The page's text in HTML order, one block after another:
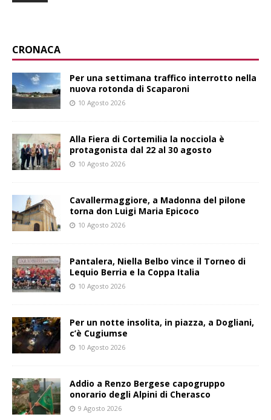
CRONACA
Per una settimana traffico interrotto nella
nuova rotonda di Scaparoni
10 Agosto 2026
Alla Fiera di Cortemilia la nocciola è
protagonista dal 22 al 30 agosto
10 Agosto 2026
Cavallermaggiore, a Madonna del pilone
torna don Luigi Maria Epicoco
10 Agosto 2026
Pantalera, Niella Belbo vince il Torneo di
Lequio Berria e la Coppa Italia
10 Agosto 2026
Per un notte insolita, in piazza, a Dogliani,
c’è Cugiumse
10 Agosto 2026
Addio a Renzo Bergese capogruppo
onorario degli Alpini di Cherasco
9 Agosto 2026